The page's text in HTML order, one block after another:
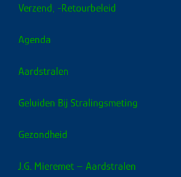
Verzend, -retourbeleid
Agenda
Aardstralen
Geluiden Bij Stralingsmeting
Gezondheid
J.G. Mieremet – Aardstralen